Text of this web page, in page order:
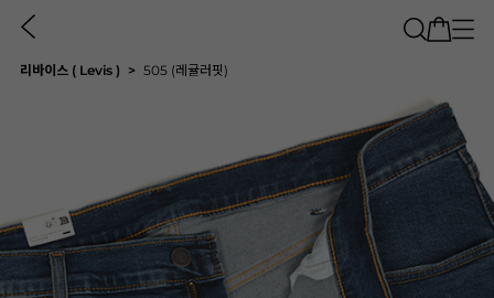
리바이스 ( Levis ) 505 (레귤러핏)